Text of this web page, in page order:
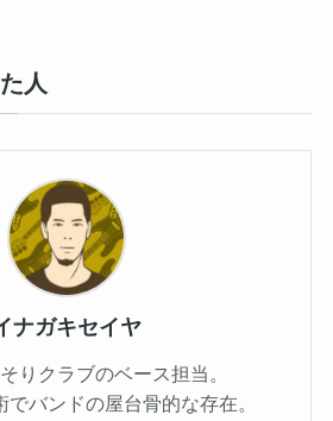
人
ナガキセイヤ
りクラブのベース担当。
バンドの屋台骨的な存在。